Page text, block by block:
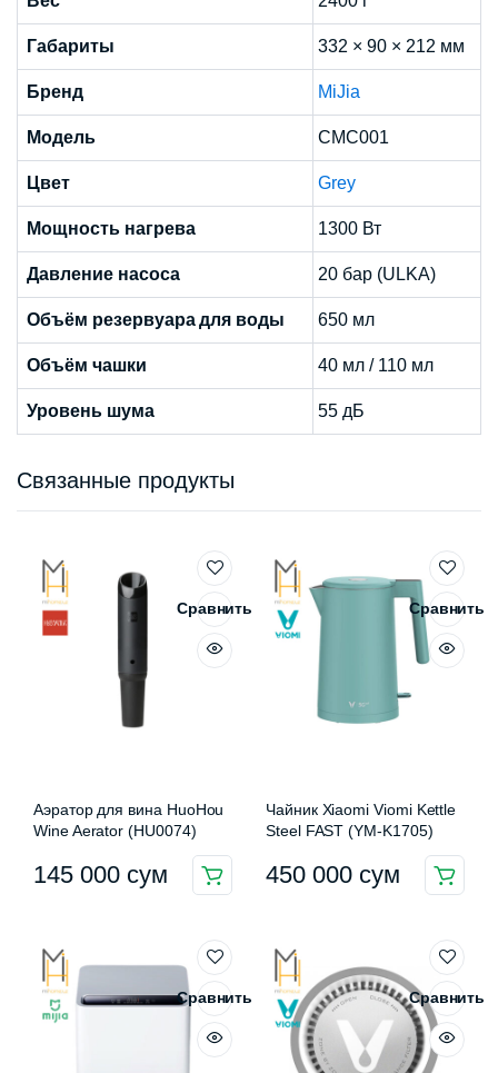
Габариты 332 × 90 × 212 мм
Бренд MiJia
Модель CMC001
Цвет Grey
Мощность нагрева 1300 Вт
Давление насоса 20 бар (ULKA)
Объём резервуара для воды 650 мл
Объём чашки 40 мл / 110 мл
Уровень шума 55 дБ
Связанные продукты
Сравнить
Аэратор для вина HuoHou
Wine Aerator (HU0074)
145 000 сум
Сравнить
Чайник Xiaomi Viomi Kettle
Steel FAST (YM-K1705)
450 000 сум
Сравнить Сравнить